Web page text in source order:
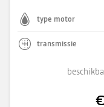
type motor
transmissie